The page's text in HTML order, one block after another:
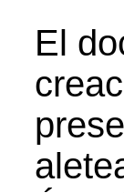
El